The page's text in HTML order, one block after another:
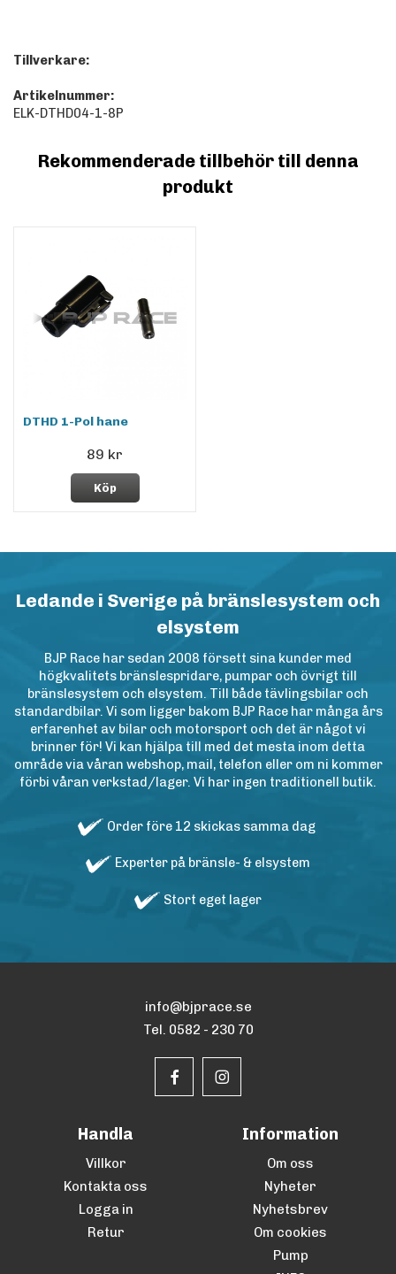
Tillverkare:
Artikelnummer:
ELK-DTHD04-1-8P
Rekommenderade tillbehör till denna
produkt
DTHD 1-Pol hane
89 kr
Köp
Ledande i Sverige på bränslesystem och
elsystem
BJP Race har sedan 2008 försett sina kunder med
högkvalitets bränslespridare, pumpar och övrigt till
bränslesystem och elsystem. Till både tävlingsbilar och
standardbilar. Vi som ligger bakom BJP Race har många års
erfarenhet av bilar och motorsport och det är något vi
brinner för! Vi kan hjälpa till med det mesta inom detta
område via våran webshop, mail, telefon eller om ni kommer
förbi våran verkstad/lager. Vi har ingen traditionell butik.
Order före 12 skickas samma dag
Experter på bränsle- & elsystem
Stort eget lager
info@bjprace.se
Tel. 0582 - 230 70
Handla
Villkor
Kontakta oss
Logga in
Retur
Information
Om oss
Nyheter
Nyhetsbrev
Om cookies
Pump